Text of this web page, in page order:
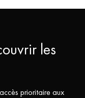
les
prioritaire aux